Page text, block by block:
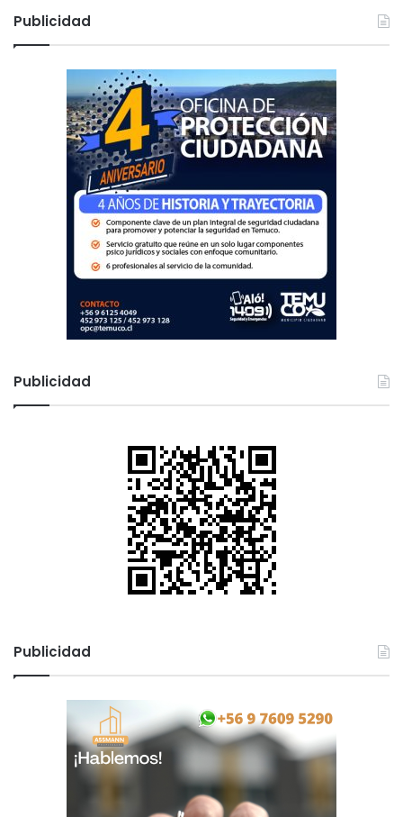
:
Publicidad
Publicidad
Publicidad